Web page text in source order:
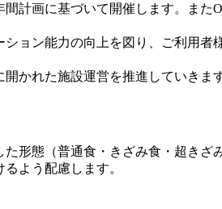
計画に基づいて開催します。ま
ョン能力の向上を図り、ご利用者
かれた施設運営を推進していきます
形態（普通食・きざみ食・超きざ
よう配慮します。